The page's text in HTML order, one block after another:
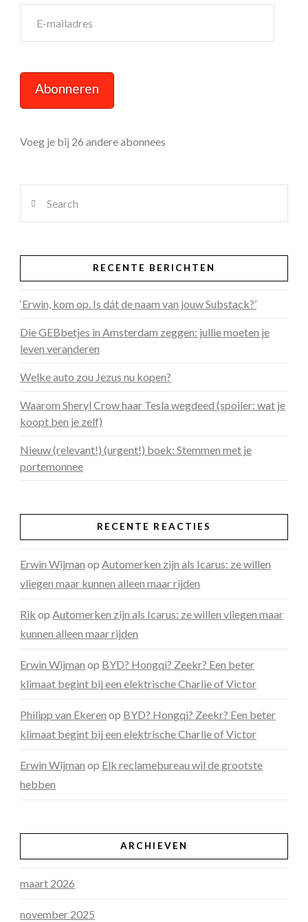
mailadres
Abonneren
Voeg je bij 26 andere abonnees
RECENTE BERICHTEN
‘Erwin, kom op. Is dát de naam van jouw Substack?’
Die GEBbetjes in Amsterdam zeggen: jullie moeten je
leven veranderen
Welke auto zou Jezus nu kopen?
Waarom Sheryl Crow haar Tesla wegdeed (spoiler: wat je
koopt ben je zelf)
Nieuw (relevant!) (urgent!) boek: Stemmen met je
portemonnee
RECENTE REACTIES
Erwin Wijman opAutomerken zijn als Icarus: ze willen
vliegen maar kunnen alleen maar rijden
Rik opAutomerken zijn als Icarus: ze willen vliegen maar
kunnen alleen maar rijden
Erwin Wijman op BYD? Hongqi? Zeekr? Een beter
klimaat begint bij een elektrische Charlie of Victor
Philipp van Ekeren op BYD? Hongqi? Zeekr? Een beter
klimaat begint bij een elektrische Charlie of Victor
Erwin Wijman op Elk reclamebureau wil de grootste
hebben
ARCHIEVEN
maart 2026
november 2025